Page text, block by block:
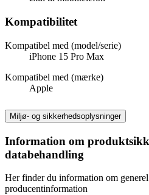
Kompatibilitet
Kompatibel med (model/serie)
iPhone 15 Pro Max
Kompatibel med (mærke)
Apple
Miljø- og sikkerhedsoplysninger
Information om
databehandling
Her finder du information om
producentinformation